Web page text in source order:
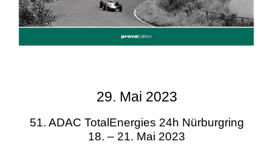
29. Mai 2023
51. ADAC TotalEnergies 24h Nürburgring
18. – 21. Mai 2023